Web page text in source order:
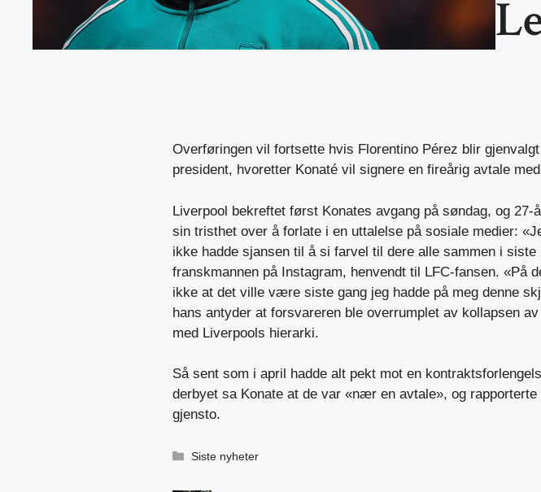
Overføringen vil fortsette hvis Florentino Pérez blir
president, hvoretter Konaté vil signere en fireårig avtale
Liverpool bekreftet først Konates avgang på søndag, og 27-
sin tristhet over å forlate i en uttalelse på sosiale medier:
ikke hadde sjansen til å si farvel til dere alle sammen i
franskmannen på Instagram, henvendt til LFC-fansen. «På
ikke at det ville være siste gang jeg hadde på meg denne
hans antyder at forsvareren ble overrumplet av kollapsen
med Liverpools hierarki.
Så sent som i april hadde alt pekt mot en
derbyet sa Konate at de var «nær en avtale», og
gjensto.
Kategorier
Siste nyheter